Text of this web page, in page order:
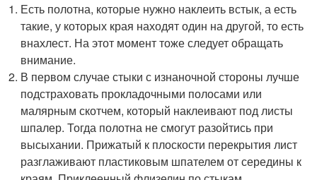
Есть полотна, которые нужно наклеить встык, а есть
такие, у которых края находят один на другой, то есть
внахлест. На этот момент тоже следует обращать
внимание.
В первом случае стыки с изнаночной стороны лучше
подстраховать прокладочными полосами или
малярным скотчем, который наклеивают под листы
шпалер. Тогда полотна не смогут разойтись при
высыхании. Прижатый к плоскости перекрытия лист
разглаживают пластиковым шпателем от середины к